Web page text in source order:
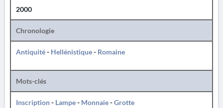
2000
Chronologie
Antiquité- Hellénistique- Romaine
Mots-clés
Inscription- Lampe- Monnaie-Grotte